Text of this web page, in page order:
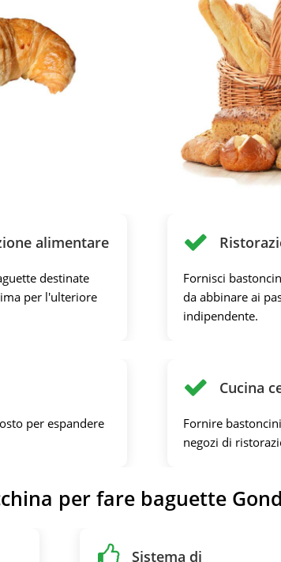
alimentare
destinate
per l'ulteriore
Fornisci
da abbinare ai
indipendente.
per espandere
Cucina
Fornire
negozi di
per fare baguette
Sistema di